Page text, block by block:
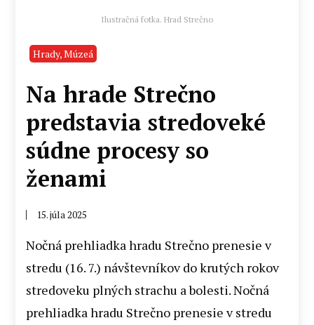
Ilustračná fotka. Hrad Strečno
Hrady, Múzeá
Na hrade Strečno
predstavia stredoveké
súdne procesy so
ženami
15. júla 2025
Nočná prehliadka hradu Strečno prenesie v
stredu (16. 7.) návštevníkov do krutých rokov
stredoveku plných strachu a bolesti. Nočná
prehliadka hradu Strečno prenesie v stredu